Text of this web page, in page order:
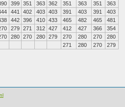
399 351 363 362 351 363 351
363
441 402 403 403 391 403 391
403
442 396 410 433 465 482 465
481
279 271 312 427 412 427 366
354
280 270 280 279 270 280 270
280
271 280 270 279